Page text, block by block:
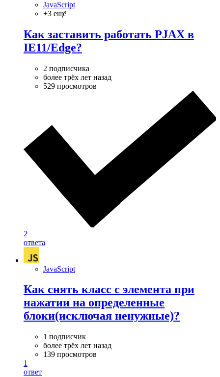
JavaScript
+3 ещё
Как заставить работать PJAX в
IE11/Edge?
2 подписчика
более трёх лет назад
529 просмотров
2
ответа
JavaScript
Как снять класс с элемента при
нажатии на определенные
блоки(исключая ненужные)?
1 подписчик
более трёх лет назад
139 просмотров
1
ответ